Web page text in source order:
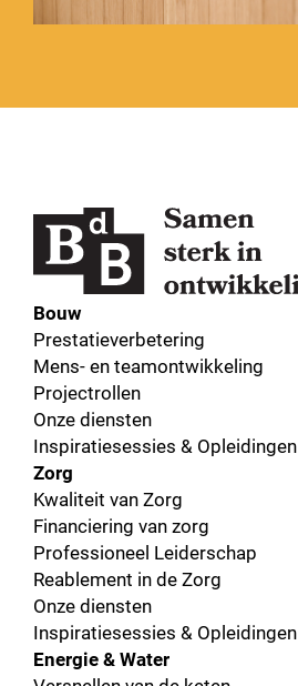
Bouw
Prestatieverbetering
Mens- en teamontwikkeling
Projectrollen
Onze diensten
Inspiratiesessies & Opleidingen
Zorg
Kwaliteit van Zorg
Financiering van zorg
Professioneel Leiderschap
Reablement in de Zorg
Onze diensten
Inspiratiesessies & Opleidingen
Energie & Water